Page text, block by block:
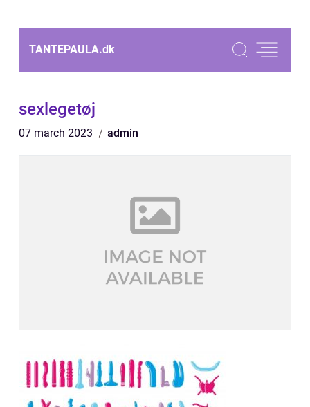
TANTEPAULA.dk
sexlegetøj
07 march 2023 admin